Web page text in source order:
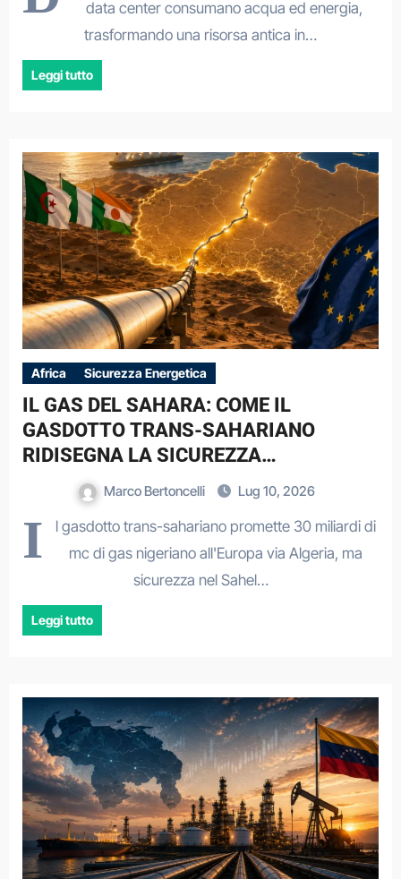
data center consumano acqua ed energia,
trasformando una risorsa antica in…
Leggi tutto
Africa Sicurezza Energetica
IL GAS DEL SAHARA: COME IL
GASDOTTO TRANS-SAHARIANO
RIDISEGNA LA SICUREZZA
ENERGETICA EUROPEA
Marco Bertoncelli Lug 10, 2026
I
l gasdotto trans-sahariano promette 30 miliardi di
mc di gas nigeriano all'Europa via Algeria, ma
sicurezza nel Sahel…
Leggi tutto